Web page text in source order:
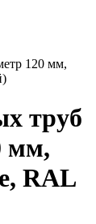
120 мм,
труб
мм,
RAL